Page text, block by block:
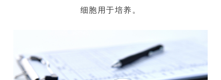
细胞用于培养。